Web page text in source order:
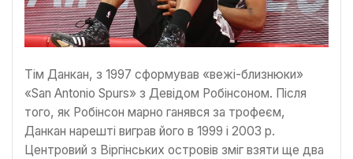
Тім Данкан, з 1997 сформував «вежі-близнюки»
«San Antonio Spurs» з Девідом Робінсоном. Після
того, як Робінсон марно ганявся за трофеєм,
Данкан нарешті виграв його в 1999 і 2003 р.
Центровий з Віргінських островів зміг взяти ще два